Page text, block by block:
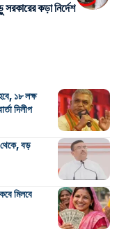
সরকারের কড়া নির্দেশ
১৮ লক্ষ
দিলীপ
বড়
মিলবে